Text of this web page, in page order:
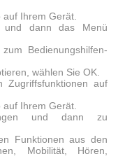
Ihrem Gerät.
und dann das Menü
Bedienungshilfen-
wählen Sie OK.
Zugriffsfunktionen auf
Ihrem Gerät.
und dann zu
Funktionen aus den
Mobilität, Hören,